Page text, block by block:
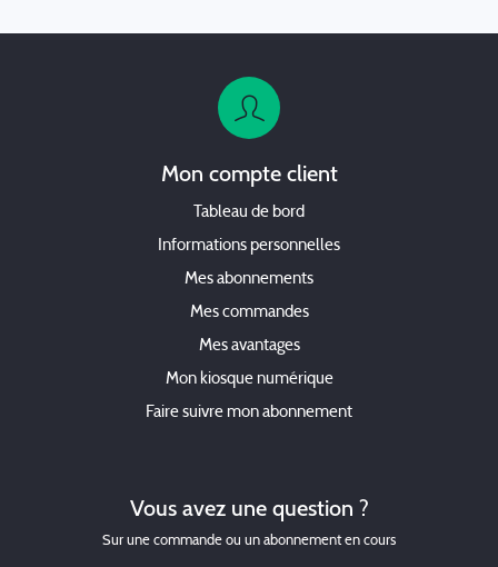
Mon compte client
Tableau de bord
Informations personnelles
Mes abonnements
Mes commandes
Mes avantages
Mon kiosque numérique
Faire suivre mon abonnement
Vous avez une question ?
Sur une commande ou un abonnement en cours